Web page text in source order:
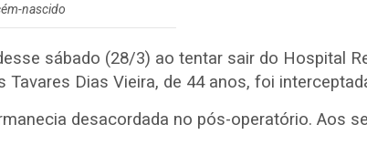
nascido
sábado (28/3) ao tentar sair do Hospital
Dias Vieira, de 44 anos, foi
desacordada no pós-operatório. Aos